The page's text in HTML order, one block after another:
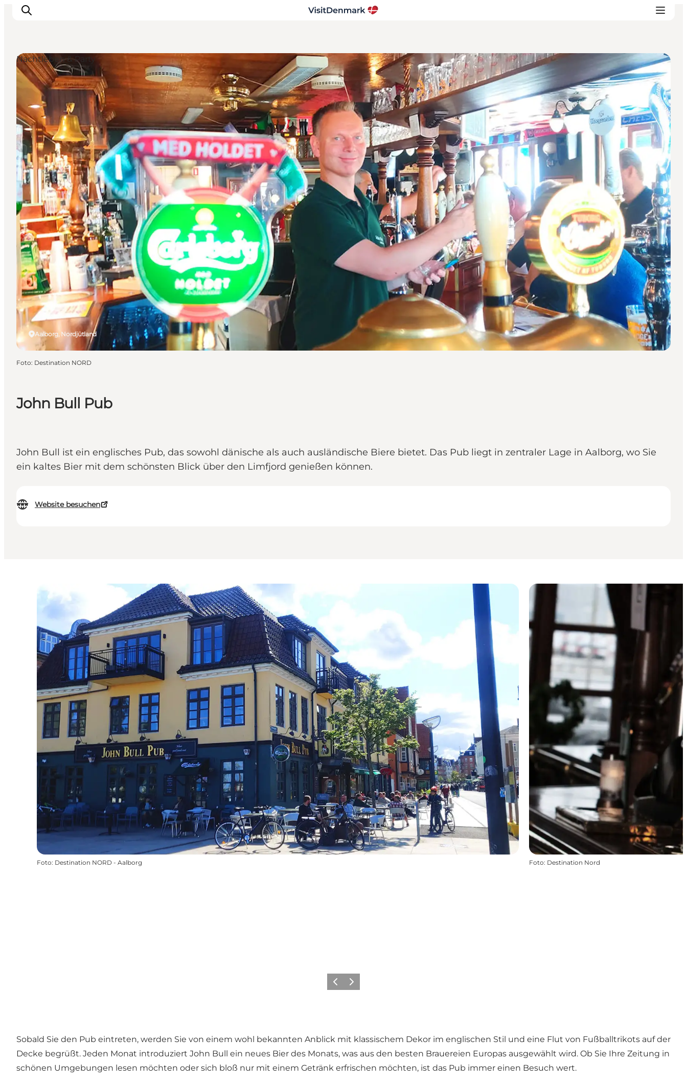
Inspiration
Regionen
Erlebnisse
Unterkünfte
Reiseplanung
John Bull Pub
John Bull ist ein englisches Pub, das sowohl dänische als auch ausländische Biere bietet. Das Pub liegt in zentraler Lage in Aalborg, wo Sie
ein kaltes Bier mit dem schönsten Blick über den Limfjord genießen können.
Website besuchen
Aalborg, Nordjütland
Nachtleben & Party
Foto: Destination NORD
Foto: Destination NORD - Aalborg Foto: Destination Nord
ZurückWeiter
Sobald Sie den Pub eintreten, werden Sie von einem wohl bekannten Anblick mit klassischem Dekor im englischen Stil und eine Flut von Fußballtrikots auf der
Decke begrüßt. Jeden Monat introduziert John Bull ein neues Bier des Monats, was aus den besten Brauereien Europas ausgewählt wird. Ob Sie Ihre Zeitung in
schönen Umgebungen lesen möchten oder sich bloß nur mit einem Getränk erfrischen möchten, ist das Pub immer einen Besuch wert.